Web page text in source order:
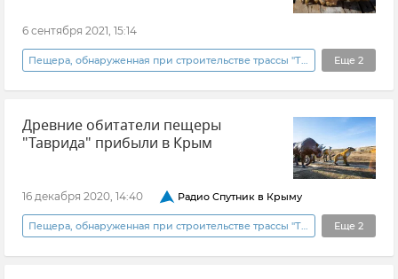
6 сентября 2021, 15:14
Еще 2
Пещера, обнаруженная при строительстве трассы "Таврида"
Крым
КФУ (Крымский федеральный университет)
Древние обитатели пещеры
"Таврида" прибыли в Крым
16 декабря 2020, 14:40 Радио Спутник в Крыму
Еще 2
Общество Новости